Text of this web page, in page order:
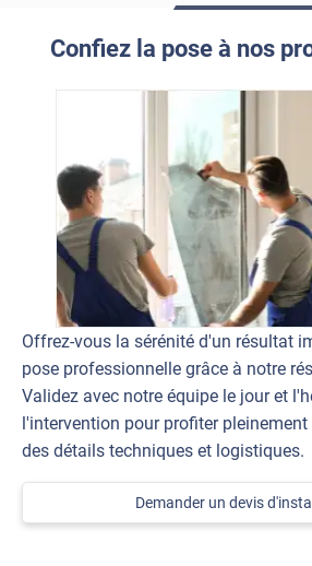
Confiez la pose à nos
Offrez-vous la sérénité d'un résultat
pose professionnelle grâce à notre
Validez avec notre équipe le jour et
l'intervention pour profiter
des détails techniques et logistiques.
Demander un devis